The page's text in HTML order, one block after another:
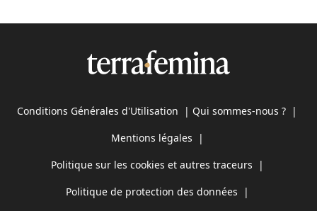
Conditions Générales d'Utilisation | Qui sommes-nous ? |
Mentions légales |
Politique sur les cookies et autres traceurs |
Politique de protection des données |